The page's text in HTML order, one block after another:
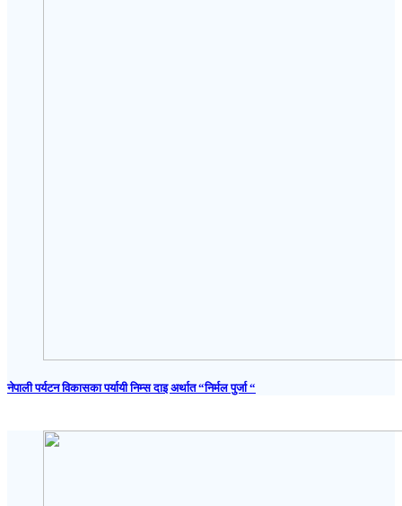
नेपाली पर्यटन विकासका पर्यायी निम्स दाइ अर्थात “निर्मल पुर्जा “